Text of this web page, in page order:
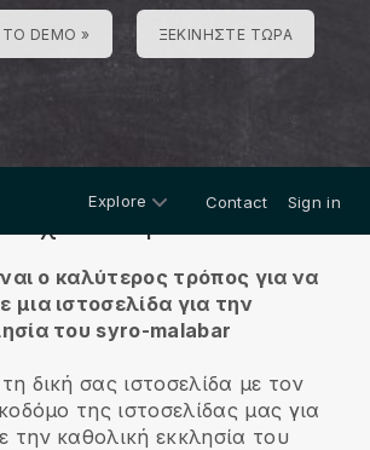
DEMO » ΞΕΚΙΝΉΣΤΕ ΤΏΡΑ
Explore Contact Sign in
ο καλύτερος τρόπος για να
μια ιστοσελίδα για την
του syro-malabar
δική σας ιστοσελίδα με τον
της ιστοσελίδας μας για
την καθολική εκκλησία του